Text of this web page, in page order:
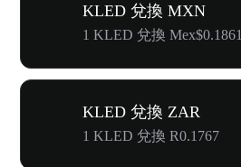
KLED 兌換 MXN
1 KLED 兌換 Mex$0.1861
KLED 兌換 ZAR
1 KLED 兌換 R0.1767